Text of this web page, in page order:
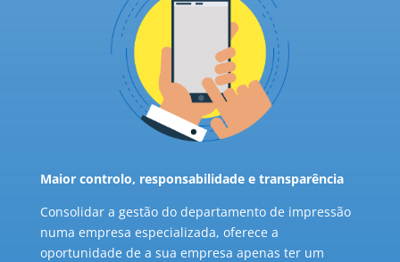
Maior controlo, responsabilidade e transparência
Consolidar a gestão do departamento de impressão
numa empresa especializada, oferece a
oportunidade de a sua empresa apenas ter um